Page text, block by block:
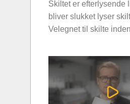
Skiltet er efterlysende
bliver slukket lyser
Velegnet til skilte